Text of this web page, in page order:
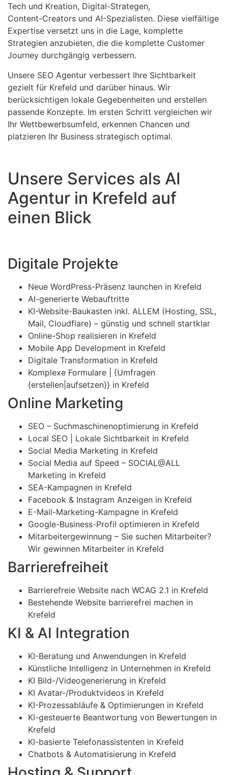
Tech und Kreation, Digital-Strategen,
Content-Creators und AI-Spezialisten. Diese vielfältige
Expertise versetzt uns in die Lage, komplette
Strategien anzubieten, die die komplette Customer
Journey durchgängig verbessern.
Unsere SEO Agentur verbessert Ihre Sichtbarkeit
gezielt für Krefeld und darüber hinaus. Wir
berücksichtigen lokale Gegebenheiten und erstellen
passende Konzepte. Im ersten Schritt vergleichen wir
Ihr Wettbewerbsumfeld, erkennen Chancen und
platzieren Ihr Business strategisch optimal.
Unsere Services als AI
Agentur in Krefeld auf
einen Blick
Digitale Projekte
Neue WordPress-Präsenz launchen in Krefeld
AI-generierte Webauftritte
KI-Website-Baukasten inkl. ALLEM (Hosting, SSL,
Mail, Cloudflare) – günstig und schnell startklar
Online-Shop realisieren in Krefeld
Mobile App Development in Krefeld
Digitale Transformation in Krefeld
Komplexe Formulare | {Umfragen
{erstellen|aufsetzen}} in Krefeld
Online Marketing
SEO – Suchmaschinenoptimierung in Krefeld
Local SEO | Lokale Sichtbarkeit in Krefeld
Social Media Marketing in Krefeld
Social Media auf Speed – SOCIAL@ALL
Marketing in Krefeld
SEA-Kampagnen in Krefeld
Facebook & Instagram Anzeigen in Krefeld
E-Mail-Marketing-Kampagne in Krefeld
Google-Business-Profil optimieren in Krefeld
Mitarbeitergewinnung – Sie suchen Mitarbeiter?
Wir gewinnen Mitarbeiter in Krefeld
Barrierefreiheit
Barrierefreie Website nach WCAG 2.1 in Krefeld
Bestehende Website barrierefrei machen in
Krefeld
KI & AI Integration
KI-Beratung und Anwendungen in Krefeld
Künstliche Intelligenz in Unternehmen in Krefeld
KI Bild-/Videogenerierung in Krefeld
KI Avatar-/Produktvideos in Krefeld
KI-Prozessabläufe & Optimierungen in Krefeld
KI-gesteuerte Beantwortung von Bewertungen in
Krefeld
KI-basierte Telefonassistenten in Krefeld
Chatbots & Automatisierung in Krefeld